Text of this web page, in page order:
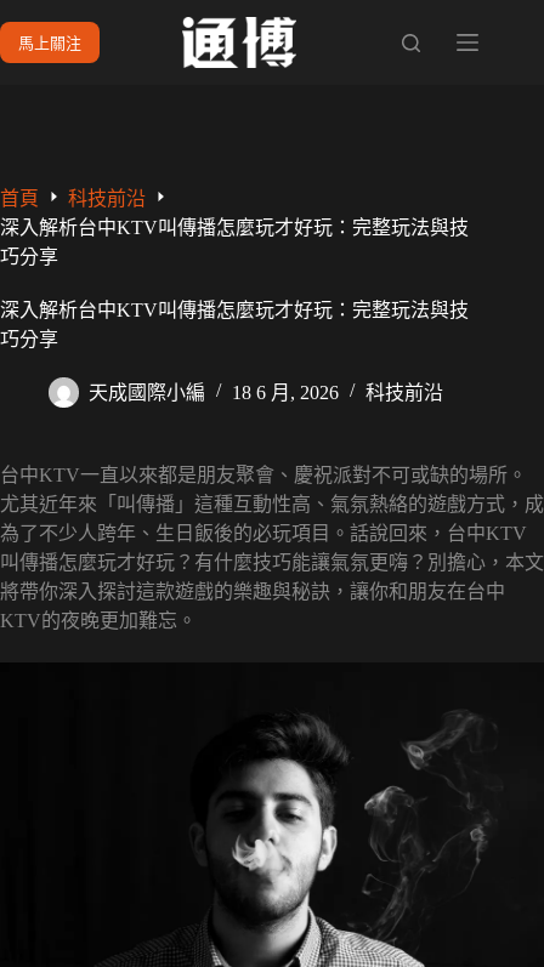
馬上關注
首頁
科技前沿
深入解析台中KTV叫傳播怎麼玩才好玩：完整玩法與技
巧分享
深入解析台中KTV叫傳播怎麼玩才好玩：完整玩法與技
巧分享
天成國際小編 18 6 月, 2026 科技前沿
台中KTV一直以來都是朋友聚會、慶祝派對不可或缺的場所。
尤其近年來「叫傳播」這種互動性高、氣氛熱絡的遊戲方式，成
為了不少人跨年、生日飯後的必玩項目。話說回來，台中KTV
叫傳播怎麼玩才好玩？有什麼技巧能讓氣氛更嗨？別擔心，本文
將帶你深入探討這款遊戲的樂趣與秘訣，讓你和朋友在台中
KTV的夜晚更加難忘。